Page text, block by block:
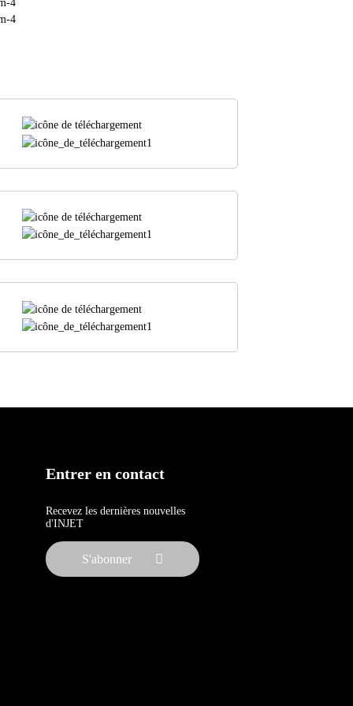
4
4
Entrer en contact
Recevez les dernières nouvelles
d'INJET
S'abonner